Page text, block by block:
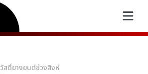
สดิ์ยางยนต์ข่วงสิงห์